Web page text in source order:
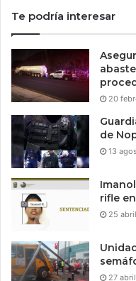
Te podría interesar
20
de
13
rifle
25
27